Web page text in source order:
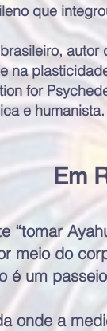
que
na
for
e humanista.
Em
“tomar
meio do
é um
onde a